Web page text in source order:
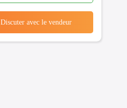
Discuter avec le vendeur